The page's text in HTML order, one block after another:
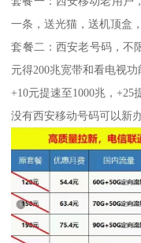
一条，送光猫，送机顶盒
套餐二：西安老号码，不
元得200兆宽带和看电视功
+10元提速至1000兆，+25
没有西安移动号码可以新